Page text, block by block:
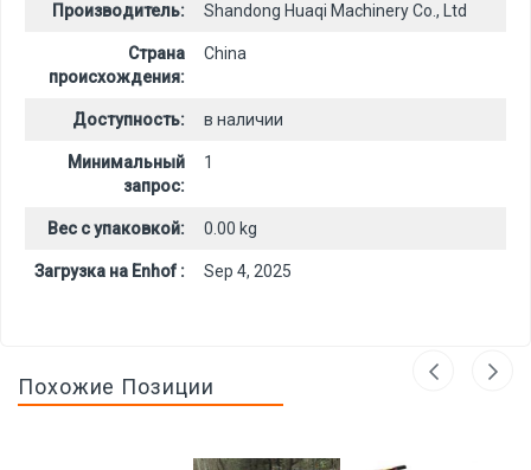
Производитель: Shandong Huaqi Machinery Co., Ltd
Страна
происхождения:
China
Доступность: в наличии
Минимальный
запрос:
1
Вес с упаковкой: 0.00 kg
Загрузка на Enhof : Sep 4, 2025
Похожие Позиции